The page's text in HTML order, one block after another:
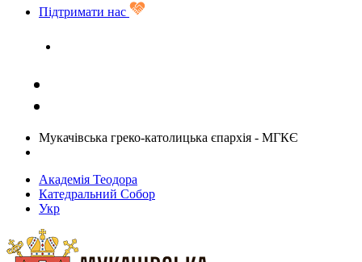
Підтримати нас
Мукачівська греко-католицька єпархія - МГКЄ
Академія Теодора
Катедральний Собор
Укр